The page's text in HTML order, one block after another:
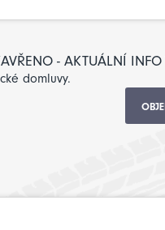
- AKTUÁLNÍ INFO
domluvy.